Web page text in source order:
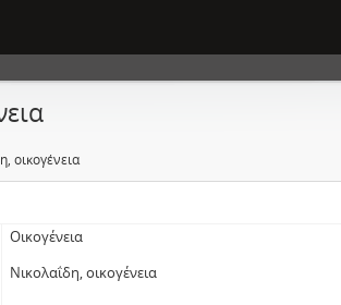
οικογένεια
Οικογένεια
Νικολαΐδη, οικογένεια